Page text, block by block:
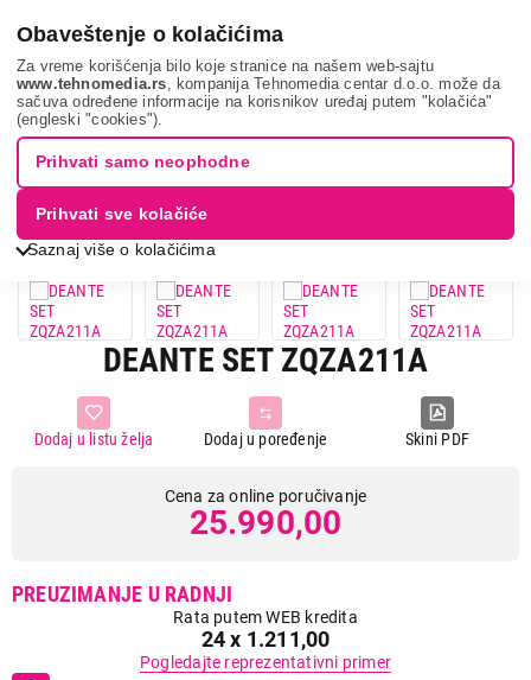
Obaveštenje o kolačićima
Za vreme korišćenja bilo koje stranice na našem web-sajtu
www.tehnomedia.rs , kompanija Tehnomedia centar d.o.o. može da
sačuva određene informacije na korisnikov uređaj putem "kolačića"
(engleski "cookies").
Saznaj više o kolačićima
Prihvati samo neophodne
Prihvati sve kolačiće
Bela tehnika Sudopere i slavine
Setovi slavina i sudopera
Deante set zqza...
DEANTE SET ZQZA211A
Skini PDF
Dodaj u poređenje
Dodaj u listu želja
Cena za online poručivanje
25.990,00
PREUZIMANJE U RADNJI
Rata putem WEB kredita
24 x 1.211,00
Pogledajte reprezentativni primer